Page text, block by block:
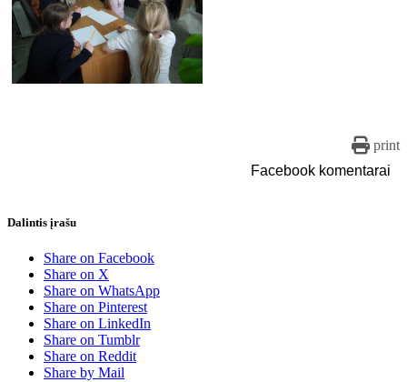
print
Facebook komentarai
Dalintis įrašu
Share on Facebook
Share on X
Share on WhatsApp
Share on Pinterest
Share on LinkedIn
Share on Tumblr
Share on Reddit
Share by Mail